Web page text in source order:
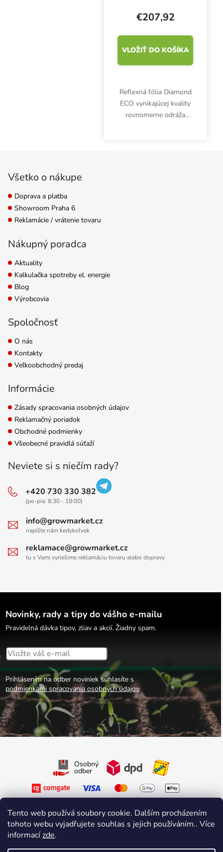
Tento web používá soubory cookie. Dalším procházením
tohoto webu vyjadřujete souhlas s jejich používáním.. Více
informacízde.
€207,92
VLOŽIŤ DO KOŠÍKA
Reflexná fólia Diamond
ECO vynikajúcej kvality
rovnomerne odráža
Všetko o nákupe
Doprava a platba
Showroom Praha 6
Reklamácie / vrátenie tovaru
Nákupný poradca
Aktuality
Kalkulačka spotreby el. energie
Blog
Výrobcovia
Spoločnosť
O nás
Kontakty
Veľkoobchodný predaj
Informácie
Zásady spracovania osobných údajov
Reklamačný poriadok
Obchodné podmienky
Všeobecné pravidlá súťaží
Neviete si s niečím rady?
+420 730 330 382
(po-pia: 8:30 - 18:00)
info@growmarket.cz
napíšte nám kedykoľvek
reklamace@growmarket.cz
tu s Vami vyriešime reklamáciu tovaru alebo dopravy
Novinky, rady a tipy do vášho e-mailu
Pravidelná dávka tipov, zliav a akcií. Žiadny spam.
Prihlásením na odber noviniek súhlasíte s
podmienkami spracovania osobných údajov
Osobný
odber
Sledujte nás na Instagrame